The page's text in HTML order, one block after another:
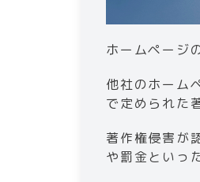
ホームページ
他社のホーム
で定められた
著作権侵害が
や罰金といっ